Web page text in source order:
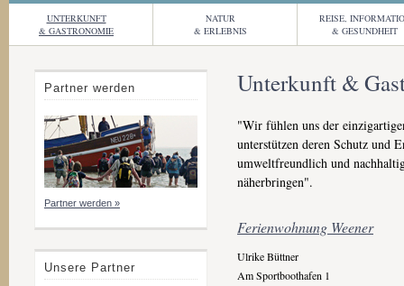
Unterkunft &
"Wir fühlen uns der
unterstützen deren Schutz und
umweltfreundlich und
näherbringen".
Ferienwohnung Weener
Ulrike Büttner
Am Sportboothafen 1
UNTERKUNFT
& GASTRONOMIE
NATUR
& ERLEBNIS
REISE,
& GESUNDHEIT
Partner werden
Partner werden »
Unsere Partner